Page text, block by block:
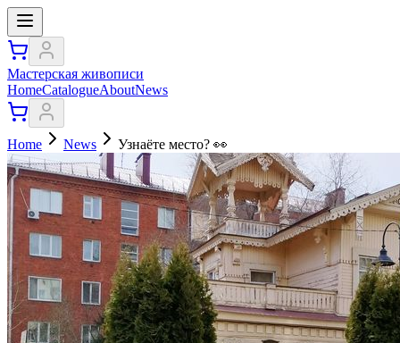
Мастерская живописи
HomeCatalogueAboutNews
Home News Узнаёте место? 👀